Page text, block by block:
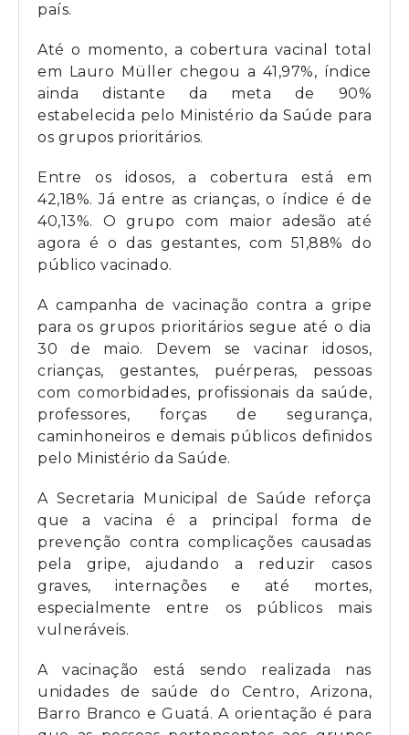
país.
Até o momento, a cobertura vacinal total
em Lauro Müller chegou a 41,97%, índice
ainda distante da meta de 90%
estabelecida pelo Ministério da Saúde para
os grupos prioritários.
Entre os idosos, a cobertura está em
42,18%. Já entre as crianças, o índice é de
40,13%. O grupo com maior adesão até
agora é o das gestantes, com 51,88% do
público vacinado.
A campanha de vacinação contra a gripe
para os grupos prioritários segue até o dia
30 de maio. Devem se vacinar idosos,
crianças, gestantes, puérperas, pessoas
com comorbidades, profissionais da saúde,
professores, forças de segurança,
caminhoneiros e demais públicos definidos
pelo Ministério da Saúde.
A Secretaria Municipal de Saúde reforça
que a vacina é a principal forma de
prevenção contra complicações causadas
pela gripe, ajudando a reduzir casos
graves, internações e até mortes,
especialmente entre os públicos mais
vulneráveis.
A vacinação está sendo realizada nas
unidades de saúde do Centro, Arizona,
Barro Branco e Guatá. A orientação é para